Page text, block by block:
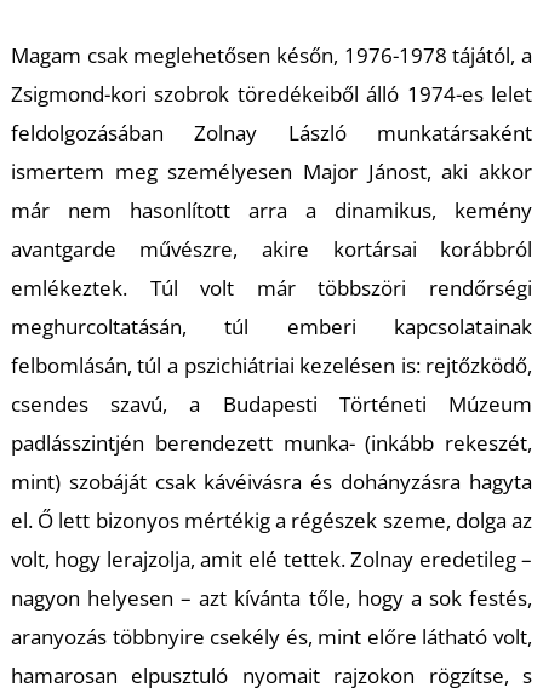
Magam csak meglehetősen későn, 1976-1978 tájától, a
Zsigmond-kori szobrok töredékeiből álló 1974-es lelet
feldolgozásában Zolnay László munkatársaként
ismertem meg személyesen Major Jánost, aki akkor
már nem hasonlított arra a dinamikus, kemény
avantgarde művészre, akire kortársai korábbról
emlékeztek. Túl volt már többszöri rendőrségi
meghurcoltatásán, túl emberi kapcsolatainak
felbomlásán, túl a pszichiátriai kezelésen is: rejtőzködő,
csendes szavú, a Budapesti Történeti Múzeum
padlásszintjén berendezett munka- (inkább rekeszét,
mint) szobáját csak kávéivásra és dohányzásra hagyta
el. Ő lett bizonyos mértékig a régészek szeme, dolga az
volt, hogy lerajzolja, amit elé tettek. Zolnay eredetileg –
nagyon helyesen – azt kívánta tőle, hogy a sok festés,
aranyozás többnyire csekély és, mint előre látható volt,
hamarosan elpusztuló nyomait rajzokon rögzítse, s